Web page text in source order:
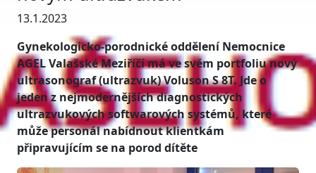
13.1.2023
Gynekologicko-porodnické oddělení Nemocnice
AGEL Valašské Meziříčí má ve svém portfoliu nový
ultrasonograf (ultrazvuk) Voluson S 8T. Jde o
jeden z nejmodernějších diagnostických
ultrazvukových softwarových systémů, které
může personál nabídnout klientkám
připravujícím se na porod dítěte